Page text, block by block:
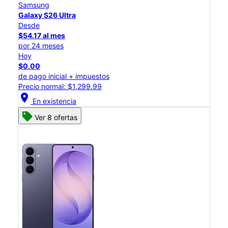
Samsung
Galaxy S26 Ultra
Desde
$54.17 al mes
por 24 meses
Hoy
$0.00
de pago inicial + impuestos
Precio normal: $1,299.99
location_on En existencia
Ver 8 ofertas